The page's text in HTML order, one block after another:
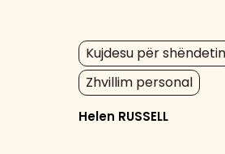
Kujdesu për shëndetin
Zhvillim personal
Helen RUSSELL